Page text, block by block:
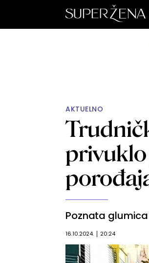
AKTUELNO
privuklo
Poznata
16.10.2024. 20:24